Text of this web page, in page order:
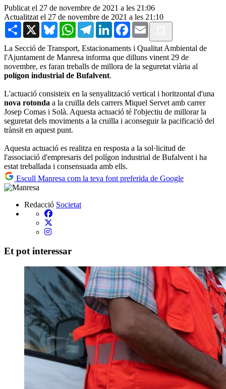
Publicat el 27 de novembre de 2021 a les 21:06
Actualitzat el 27 de novembre de 2021 a les 21:10
Share X BlueskyWhatsAppTelegramLinkedInFacebook
Email
La Secció de Transport, Estacionaments i Qualitat Ambiental de
l'Ajuntament de Manresa informa que dilluns vinent 29 de
novembre, es faran treballs de millora de la seguretat viària al
polígon industrial de Bufalvent.
L'actuació consisteix en la senyalització vertical i horitzontal d'una
nova rotonda a la cruïlla dels carrers Miquel Servet amb carrer
Josep Comas i Solà. Aquesta actuació té l'objectiu de millorar la
seguretat dels moviments a la cruïlla i aconseguir la pacificació del
trànsit en aquest punt.
Aquesta actuació es realitza en resposta a la sol·licitud de
l'associació d'empresaris del polígon industrial de Bufalvent i ha
estat treballada i consensuada amb ells.
Escull Manresa com la teva font preferida de Google
Redacció Societat
Et pot interessar